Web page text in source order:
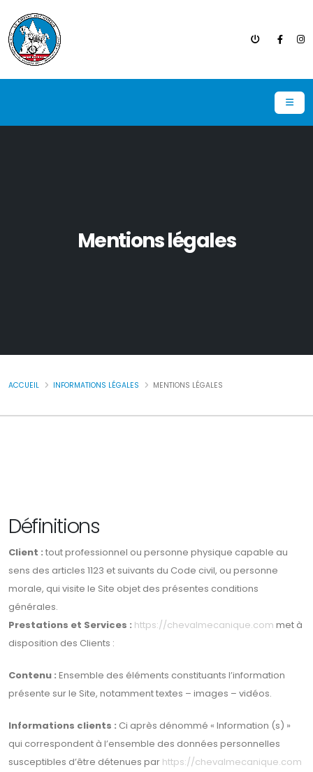
Mentions légales
ACCUEIL INFORMATIONS LÉGALES MENTIONS LÉGALES
Définitions
Client : tout professionnel ou personne physique capable au
sens des articles 1123 et suivants du Code civil, ou personne
morale, qui visite le Site objet des présentes conditions
générales.
Prestations et Services : https://chevalmecanique.com met à
disposition des Clients :
Contenu : Ensemble des éléments constituants l’information
présente sur le Site, notamment textes – images – vidéos.
Informations clients : Ci après dénommé « Information (s) »
qui correspondent à l’ensemble des données personnelles
susceptibles d’être détenues par https://chevalmecanique.com